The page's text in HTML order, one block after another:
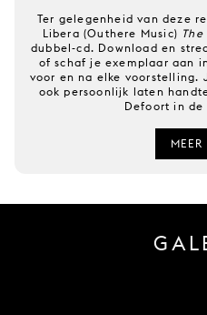
Ter gelegenheid van deze
Libera (Outhere Music)
dubbel-cd. Download en
of schaf je exemplaar aan
voor en na elke voorstelling.
ook persoonlijk laten
Defoort in de